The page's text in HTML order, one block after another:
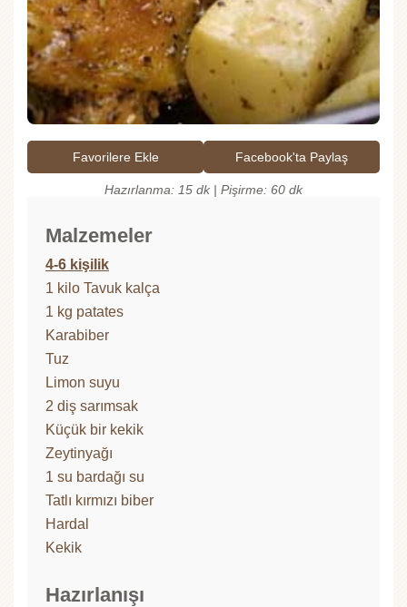
Favorilere Ekle Facebook'ta Paylaş
Hazırlanma: 15 dk | Pişirme: 60 dk
Malzemeler
4-6 kişilik
1 kilo Tavuk kalça
1 kg patates
Karabiber
Tuz
Limon suyu
2 diş sarımsak
Küçük bir kekik
Zeytinyağı
1 su bardağı su
Tatlı kırmızı biber
Hardal
Kekik
Hazırlanışı